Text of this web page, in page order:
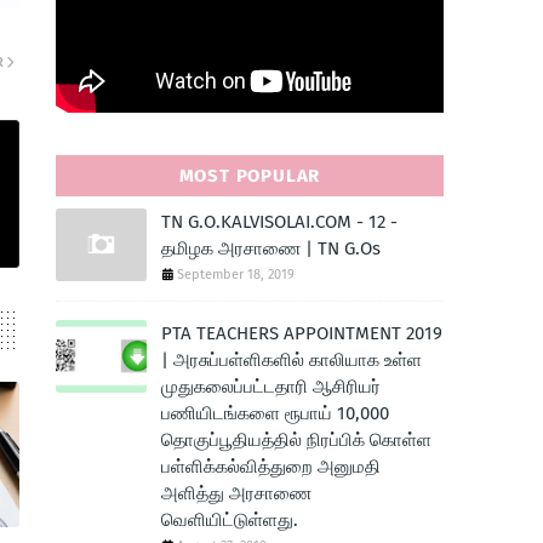
MOST POPULAR
TN G.O.KALVISOLAI.COM - 12 -
தமிழக அரசாணை | TN G.Os
September 18, 2019
PTA TEACHERS APPOINTMENT 2019
| அரசுப்பள்ளிகளில் காலியாக உள்ள
முதுகலைப்பட்டதாரி ஆசிரியர்
பணியிடங்களை ரூபாய் 10,000
தொகுப்பூதியத்தில் நிரப்பிக் கொள்ள
பள்ளிக்கல்வித்துறை அனுமதி
அளித்து அரசாணை
வெளியிட்டுள்ளது.